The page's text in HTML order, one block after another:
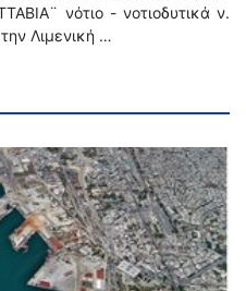
νότιο - νοτιοδυτικά ν.
Λιμενική …